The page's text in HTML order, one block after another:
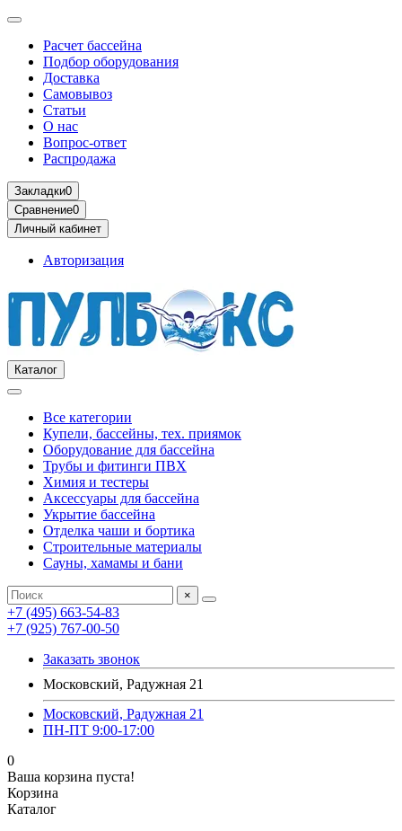
Расчет бассейна
Подбор оборудования
Доставка
Самовывоз
Статьи
О нас
Вопрос-ответ
Распродажа
Закладки0
Сравнение0
Личный кабинет
Авторизация
Каталог
Все категории
Купели, бассейны, тех. приямок
Оборудование для бассейна
Трубы и фитинги ПВХ
Химия и тестеры
Аксессуары для бассейна
Укрытие бассейна
Отделка чаши и бортика
Строительные материалы
Сауны, хамамы и бани
×
+7 (495) 663-54-83
+7 (925) 767-00-50
Заказать звонок
Московский, Радужная 21
Московский, Радужная 21
ПН-ПТ 9:00-17:00
0
Ваша корзина пуста!
Корзина
Каталог